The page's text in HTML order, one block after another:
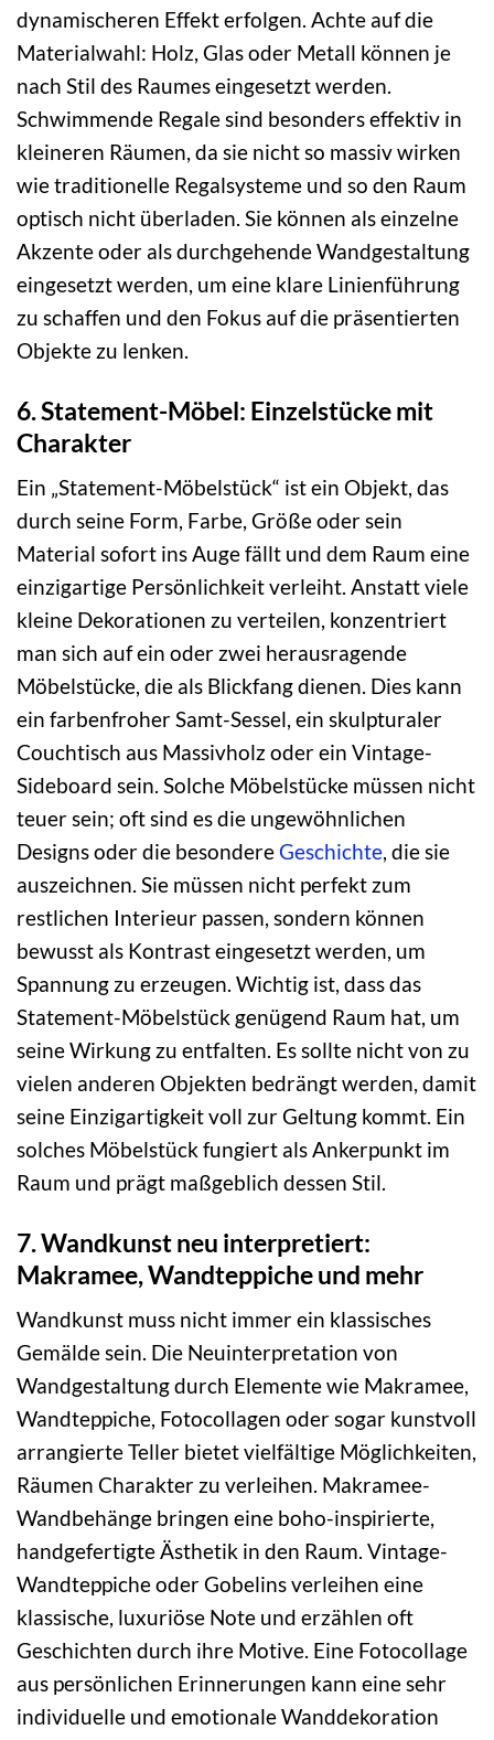
dynamischeren Effekt erfolgen. Achte auf die
Materialwahl: Holz, Glas oder Metall können je
nach Stil des Raumes eingesetzt werden.
Schwimmende Regale sind besonders effektiv in
kleineren Räumen, da sie nicht so massiv wirken
wie traditionelle Regalsysteme und so den Raum
optisch nicht überladen. Sie können als einzelne
Akzente oder als durchgehende Wandgestaltung
eingesetzt werden, um eine klare Linienführung
zu schaffen und den Fokus auf die präsentierten
Objekte zu lenken.
6. Statement-Möbel: Einzelstücke mit
Charakter
Ein „Statement-Möbelstück“ ist ein Objekt, das
durch seine Form, Farbe, Größe oder sein
Material sofort ins Auge fällt und dem Raum eine
einzigartige Persönlichkeit verleiht. Anstatt viele
kleine Dekorationen zu verteilen, konzentriert
man sich auf ein oder zwei herausragende
Möbelstücke, die als Blickfang dienen. Dies kann
ein farbenfroher Samt-Sessel, ein skulpturaler
Couchtisch aus Massivholz oder ein Vintage-
Sideboard sein. Solche Möbelstücke müssen nicht
teuer sein; oft sind es die ungewöhnlichen
Designs oder die besondereGeschichte, die sie
auszeichnen. Sie müssen nicht perfekt zum
restlichen Interieur passen, sondern können
bewusst als Kontrast eingesetzt werden, um
Spannung zu erzeugen. Wichtig ist, dass das
Statement-Möbelstück genügend Raum hat, um
seine Wirkung zu entfalten. Es sollte nicht von zu
vielen anderen Objekten bedrängt werden, damit
seine Einzigartigkeit voll zur Geltung kommt. Ein
solches Möbelstück fungiert als Ankerpunkt im
Raum und prägt maßgeblich dessen Stil.
7. Wandkunst neu interpretiert:
Makramee, Wandteppiche und mehr
Wandkunst muss nicht immer ein klassisches
Gemälde sein. Die Neuinterpretation von
Wandgestaltung durch Elemente wie Makramee,
Wandteppiche, Fotocollagen oder sogar kunstvoll
arrangierte Teller bietet vielfältige Möglichkeiten,
Räumen Charakter zu verleihen. Makramee-
Wandbehänge bringen eine boho-inspirierte,
handgefertigte Ästhetik in den Raum. Vintage-
Wandteppiche oder Gobelins verleihen eine
klassische, luxuriöse Note und erzählen oft
Geschichten durch ihre Motive. Eine Fotocollage
aus persönlichen Erinnerungen kann eine sehr
individuelle und emotionale Wanddekoration